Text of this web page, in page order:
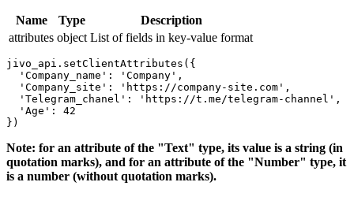
Name Type
Description
attributes object List of fields in key-value format
jivo_api.setClientAttributes({
  'Company_name': 'Company',
  'Company_site': 'https://company-site.com',
  'Telegram_chanel': 'https://t.me/telegram-channel',
  'Age': 42
Note: for an attribute of the "Text" type, its value is a string (in
quotation marks), and for an attribute of the "Number" type, it
is a number (without quotation marks).